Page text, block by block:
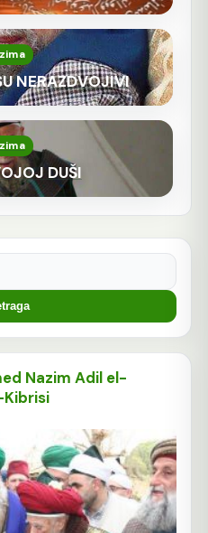
NERAZDVOJIVI
DUŠI
Nazim Adil el-
Kibrisi